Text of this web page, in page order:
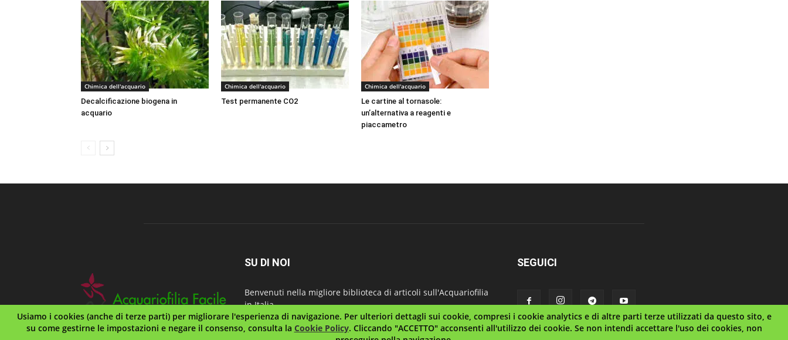
Chimica dell'acquario
Decalcificazione biogena in
acquario
Chimica dell'acquario
Test permanente CO2
Chimica dell'acquario
Le cartine al tornasole:
un’alternativa a reagenti e
piaccametro
SU DI NOI
Benvenuti nella migliore biblioteca di articoli sull'Acquariofilia
in Italia.
Acquariofilia.org, il portale articoli della più attiva community
Italiana di Acquariofilia, il forumAcquariofiliaFacile.it
SEGUICI
Usiamo i cookies (anche di terze parti) per migliorare l'esperienza di navigazione. Per ulteriori dettagli sui cookie, compresi i cookie analytics e di altre parti terze utilizzati da questo sito, e
su come gestirne le impostazioni e negare il consenso, consulta la Cookie Policy. Cliccando "ACCETTO" acconsenti all'utilizzo dei cookie. Se non intendi accettare l'uso dei cookies, non